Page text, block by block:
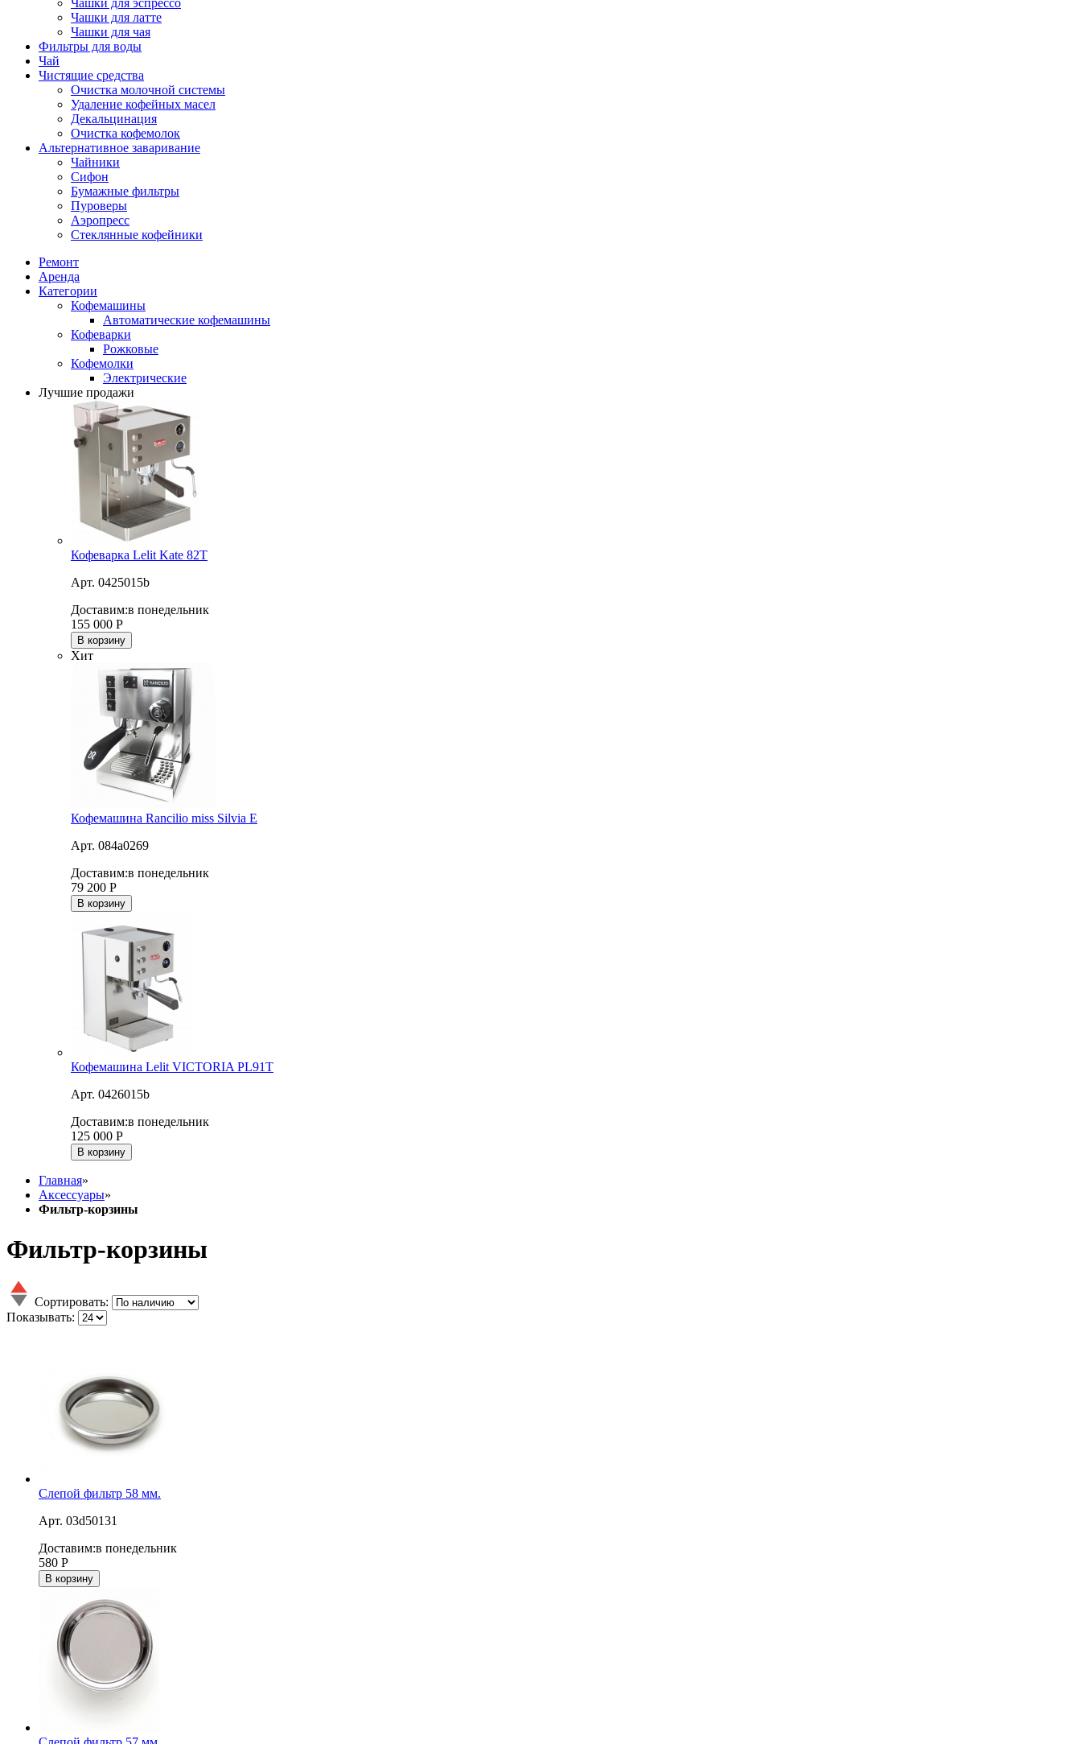
Чашки для эспрессо
Чашки для латте
Чашки для чая
Фильтры для воды
Чай
Чистящие средства
Очистка молочной системы
Удаление кофейных масел
Декальцинация
Очистка кофемолок
Альтернативное заваривание
Чайники
Сифон
Бумажные фильтры
Пуроверы
Аэропресс
Стеклянные кофейники
Ремонт
Аренда
Категории
Кофемашины
Автоматические кофемашины
Кофеварки
Рожковые
Кофемолки
Электрические
Лучшие продажи
Кофеварка Lelit Kate 82T
Арт. 0425015b
Доставим:в понедельник
155 000 Р
В корзину
Хит
Кофемашина Rancilio miss Silvia E
Арт. 084a0269
Доставим:в понедельник
79 200 Р
В корзину
Кофемашина Lelit VICTORIA PL91T
Арт. 0426015b
Доставим:в понедельник
125 000 Р
В корзину
Главная»
Аксессуары»
Фильтр-корзины
Фильтр-корзины
Сортировать:
Показывать:
Слепой фильтр 58 мм.
Арт. 03d50131
Доставим:в понедельник
580 Р
В корзину